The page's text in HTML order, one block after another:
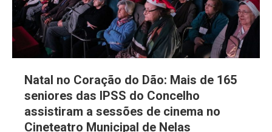
Natal no Coração do Dão: Mais de 165
seniores das IPSS do Concelho
assistiram a sessões de cinema no
Cineteatro Municipal de Nelas